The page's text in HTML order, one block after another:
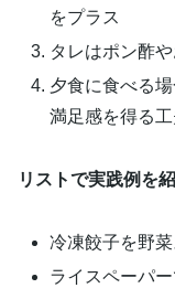
をプラス
タレはポン酢
夕食に食べる
満足感を得る
リストで実践例を
冷凍餃子を野
ライスペーパ